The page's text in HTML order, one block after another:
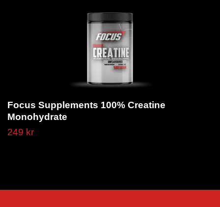
Focus Supplements 100% Creatine
Monohydrate
249 kr